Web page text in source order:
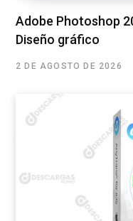
Adobe Photoshop
Diseño gráfico
2 DE AGOSTO DE 2026